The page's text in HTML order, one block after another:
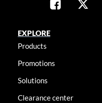
EXPLORE
Products
Promotions
Solutions
Clearance center